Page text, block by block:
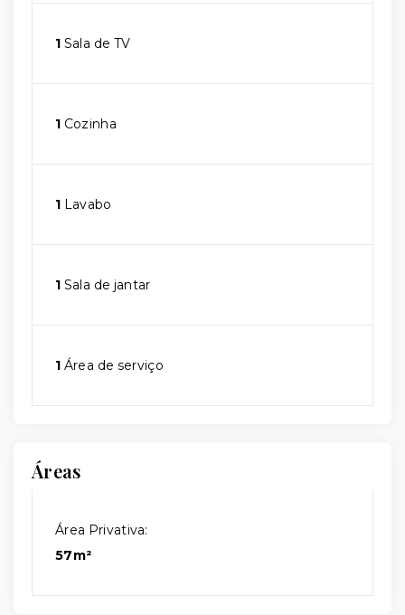
1 Sala de TV
1 Cozinha
1 Lavabo
1 Sala de jantar
1 Área de serviço
Áreas
Área Privativa:
57m²